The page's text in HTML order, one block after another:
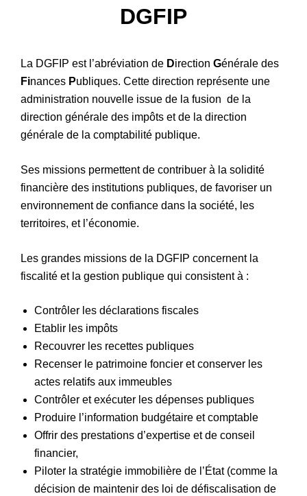
Patrimoine
DGFIP
La DGFIP est l’abréviation de Direction Générale des
Finances Publiques. Cette direction représente une
administration nouvelle issue de la fusion de la
direction générale des impôts et de la direction
générale de la comptabilité publique.
Ses missions permettent de contribuer à la solidité
financière des institutions publiques, de favoriser un
environnement de confiance dans la société, les
territoires, et l’économie.
Les grandes missions de la DGFIP concernent la
fiscalité et la gestion publique qui consistent à :
Contrôler les déclarations fiscales
Etablir les impôts
Recouvrer les recettes publiques
Recenser le patrimoine foncier et conserver les
actes relatifs aux immeubles
Contrôler et exécuter les dépenses publiques
Produire l’information budgétaire et comptable
Offrir des prestations d’expertise et de conseil
financier,
Piloter la stratégie immobilière de l’État (comme la
décision de maintenir des loi de défiscalisation de